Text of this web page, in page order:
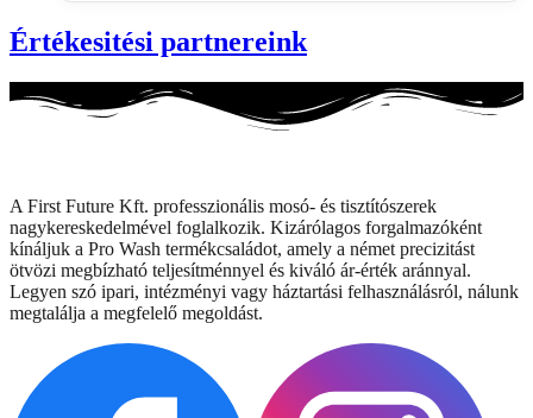
Értékesitési partnereink
A First Future Kft. professzionális mosó- és tisztítószerek
nagykereskedelmével foglalkozik. Kizárólagos forgalmazóként
kínáljuk a Pro Wash termékcsaládot, amely a német precizitást
ötvözi megbízható teljesítménnyel és kiváló ár-érték aránnyal.
Legyen szó ipari, intézményi vagy háztartási felhasználásról, nálunk
megtalálja a megfelelő megoldást.